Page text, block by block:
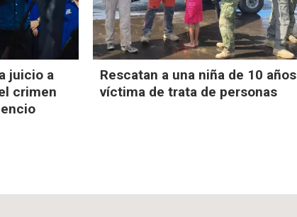
juicio a
crimen
Rescatan a una niña de 10 años
víctima de trata de personas